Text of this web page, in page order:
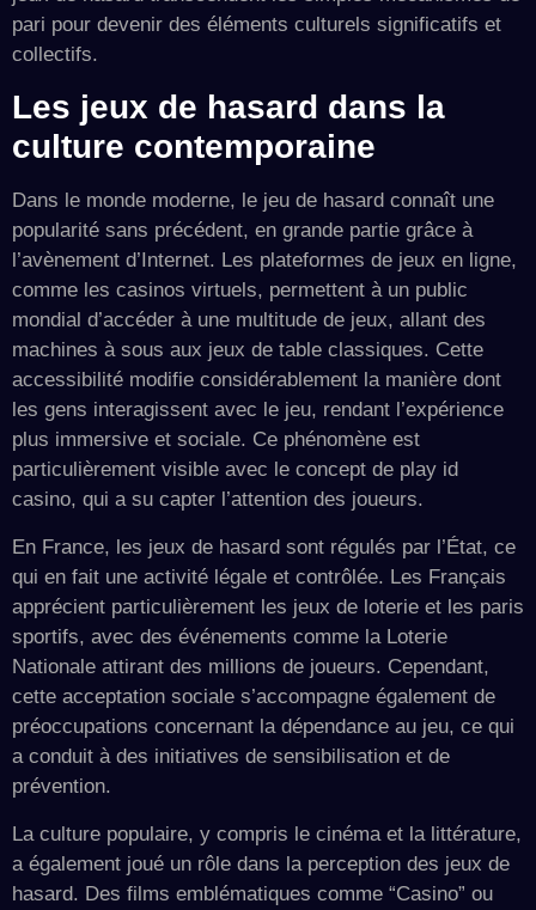
pari pour devenir des éléments culturels significatifs et
collectifs.
Les jeux de hasard dans la
culture contemporaine
Dans le monde moderne, le jeu de hasard connaît une
popularité sans précédent, en grande partie grâce à
l’avènement d’Internet. Les plateformes de jeux en ligne,
comme les casinos virtuels, permettent à un public
mondial d’accéder à une multitude de jeux, allant des
machines à sous aux jeux de table classiques. Cette
accessibilité modifie considérablement la manière dont
les gens interagissent avec le jeu, rendant l’expérience
plus immersive et sociale. Ce phénomène est
particulièrement visible avec le concept de play id
casino, qui a su capter l’attention des joueurs.
En France, les jeux de hasard sont régulés par l’État, ce
qui en fait une activité légale et contrôlée. Les Français
apprécient particulièrement les jeux de loterie et les paris
sportifs, avec des événements comme la Loterie
Nationale attirant des millions de joueurs. Cependant,
cette acceptation sociale s’accompagne également de
préoccupations concernant la dépendance au jeu, ce qui
a conduit à des initiatives de sensibilisation et de
prévention.
La culture populaire, y compris le cinéma et la littérature,
a également joué un rôle dans la perception des jeux de
hasard. Des films emblématiques comme “Casino” ou